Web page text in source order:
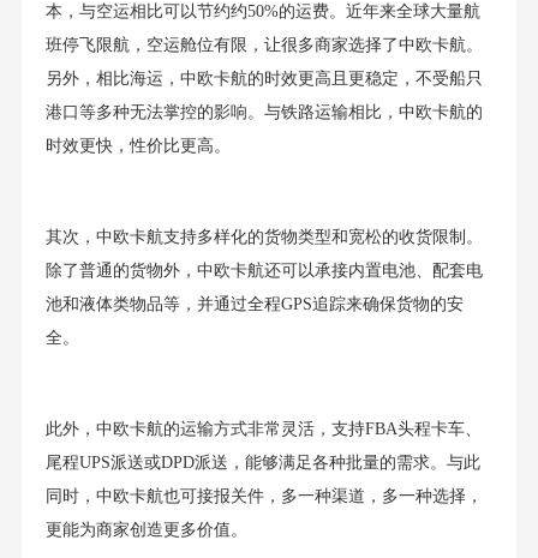
本，与空运相比可以节约约50%的运费。近年来全球大量航
班停飞限航，空运舱位有限，让很多商家选择了中欧卡航。
另外，相比海运，中欧卡航的时效更高且更稳定，不受船只
港口等多种无法掌控的影响。与铁路运输相比，中欧卡航的
时效更快，性价比更高。
其次，中欧卡航支持多样化的货物类型和宽松的收货限制。
除了普通的货物外，中欧卡航还可以承接内置电池、配套电
池和液体类物品等，并通过全程GPS追踪来确保货物的安
全。
此外，中欧卡航的运输方式非常灵活，支持FBA头程卡车、
尾程UPS派送或DPD派送，能够满足各种批量的需求。与此
同时，中欧卡航也可接报关件，多一种渠道，多一种选择，
更能为商家创造更多价值。